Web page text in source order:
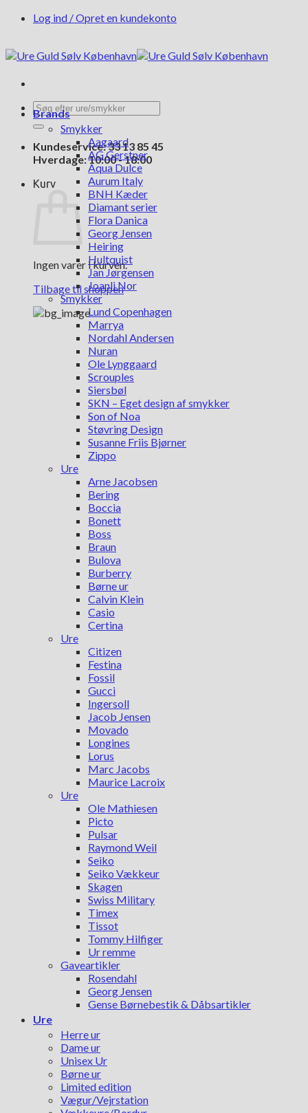
FortsætLog ind / Opret en kundekonto
Søg
efter:
Kundeservice: 33 13 85 45
Hverdage: 10:00 - 18:00
Kurv
Ingen varer i kurven.
Tilbage til shoppen
Brands
Smykker
Aagaard
AG Gerstner
Aqua Dulce
Aurum Italy
BNH Kæder
Diamant serier
Flora Danica
Georg Jensen
Heiring
Hultquist
Jan Jørgensen
Joanli Nor
Smykker
Lund Copenhagen
Marrya
Nordahl Andersen
Nuran
Ole Lynggaard
Scrouples
Siersbøl
SKN – Eget design af smykker
Son of Noa
Støvring Design
Susanne Friis Bjørner
Zippo
Ure
Arne Jacobsen
Bering
Boccia
Bonett
Boss
Braun
Bulova
Burberry
Børne ur
Calvin Klein
Casio
Certina
Ure
Citizen
Festina
Fossil
Gucci
Ingersoll
Jacob Jensen
Movado
Longines
Lorus
Marc Jacobs
Maurice Lacroix
Ure
Ole Mathiesen
Picto
Pulsar
Raymond Weil
Seiko
Seiko Vækkeur
Skagen
Swiss Military
Timex
Tissot
Tommy Hilfiger
Ur remme
Gaveartikler
Rosendahl
Georg Jensen
Gense Børnebestik & Dåbsartikler
Ure
Herre ur
Dame ur
Unisex Ur
Børne ur
Limited edition
Vægur/Vejrstation